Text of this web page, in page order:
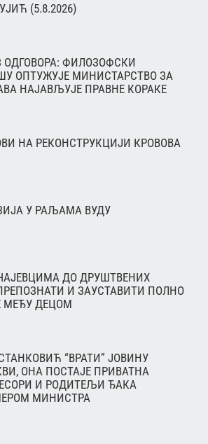
(5.8.2026)
ОДГОВОРА: ФИЛОЗОФСКИ
ОПТУЖУЈЕ МИНИСТАРСТВО ЗА
НАЈАВЉУЈЕ ПРАВНЕ КОРАКЕ
НА РЕКОНСТРУКЦИЈИ КРОВОВА
У РАЉАМА ВУДУ
ДО ДРУШТВЕНИХ
И ЗАУСТАВИТИ ПОЛНО
МЕЂУ ДЕЦОМ
“ВРАТИ” ЈОВИНУ
ОНА ПОСТАЈЕ ПРИВАТНА
И РОДИТЕЉИ ЂАКА
МИНИСТРА